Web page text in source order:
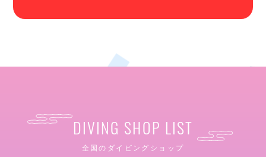
DIVING SHOP LIST
全国のダイビングショップ